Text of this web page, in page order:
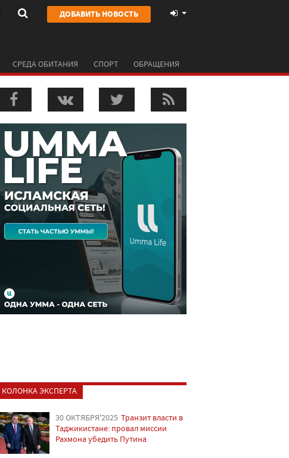
ДОБАВИТЬ НОВОСТЬ
СРЕДА ОБИТАНИЯ СПОРТ ОБРАЩЕНИЯ
КОЛОНКА ЭКСПЕРТА
30 ОКТЯБРЯ'2025 Транзит власти в
Таджикистане: провал миссии
Рахмона убедить Путина